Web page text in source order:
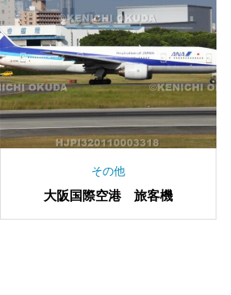
その他
和歌山県 梶取崎公園 くじら
供養碑